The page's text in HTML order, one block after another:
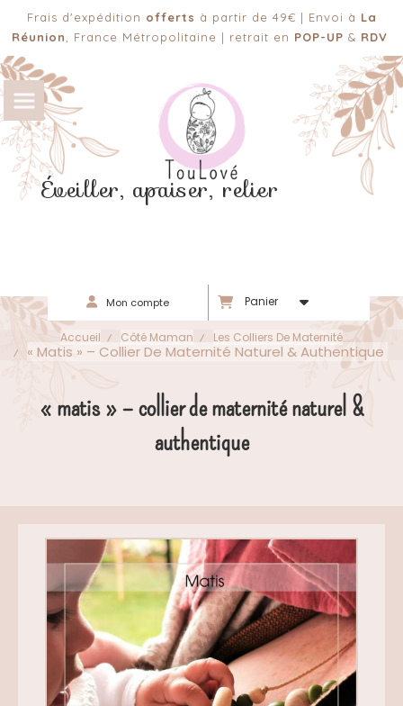
Frais d'expédition offerts à partir de 49€ | Envoi à La
Réunion , France Métropolitaine | retrait en POP-UP & RDV
Éveiller, apaiser, relier
Mon compte Panier
Accueil Côté Maman Les Colliers De Maternité
« Matis » – Collier De Maternité Naturel & Authentique
« matis » – collier de maternité naturel &
authentique